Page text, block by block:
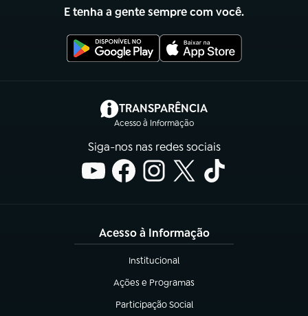
E tenha a gente sempre com você.
TRANSPARÊNCIA
Acesso à Informação
(abre em nova aba)
Siga-nos nas redes sociais
Acesso à Informação
Institucional
(abre em nova aba)
Ações e Programas
(abre em nova aba)
Participação Social
(abre em nova aba)